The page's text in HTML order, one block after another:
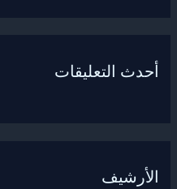
أحدث التعليقات
الأرشيف